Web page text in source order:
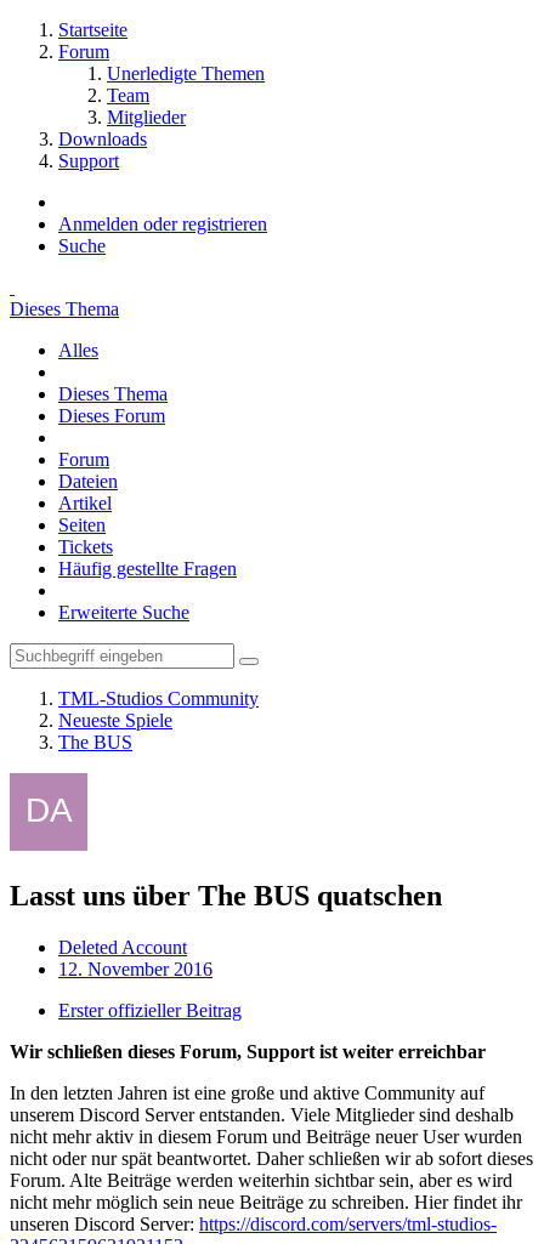
Startseite
Forum
Unerledigte Themen
Team
Mitglieder
Downloads
Support
Anmelden oder registrieren
Suche
Dieses Thema
Alles
Dieses Thema
Dieses Forum
Forum
Dateien
Artikel
Seiten
Tickets
Häufig gestellte Fragen
Erweiterte Suche
TML-Studios Community
Neueste Spiele
The BUS
Lasst uns über The BUS quatschen
Deleted Account
12. November 2016
Erster offizieller Beitrag
Wir schließen dieses Forum, Support ist weiter erreichbar
In den letzten Jahren ist eine große und aktive Community auf
unserem Discord Server entstanden. Viele Mitglieder sind deshalb
nicht mehr aktiv in diesem Forum und Beiträge neuer User wurden
nicht oder nur spät beantwortet. Daher schließen wir ab sofort dieses
Forum. Alte Beiträge werden weiterhin sichtbar sein, aber es wird
nicht mehr möglich sein neue Beiträge zu schreiben. Hier findet ihr
unseren Discord Server: https://discord.com/servers/tml-studios-